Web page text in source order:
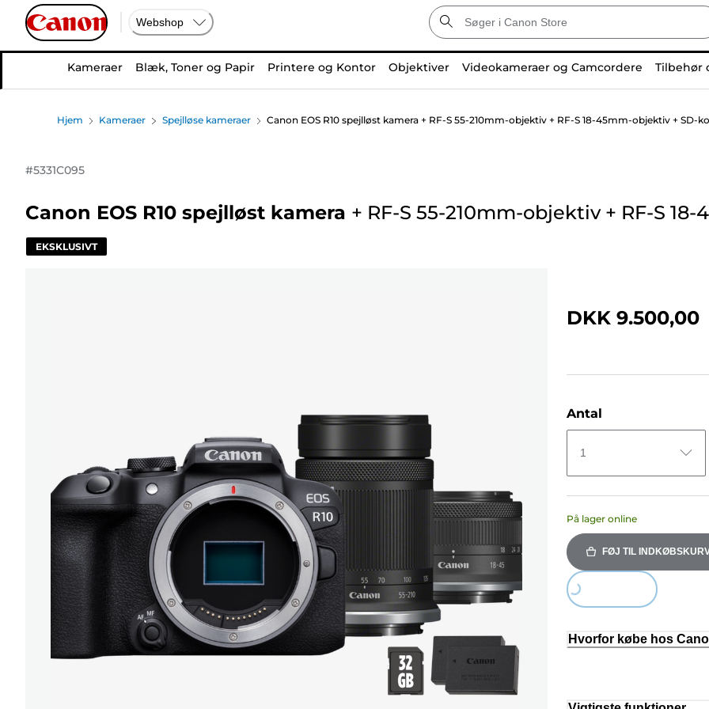
Webshop
Kameraer Blæk, Toner og Papir Printere og Kontor Objektiver Videokameraer og Camcordere Tilbehør
Hjem Kameraer Spejlløse kameraer Canon EOS R10 spejlløst kamera + RF-S 55-210mm-objektiv + RF-S 18-45mm-objektiv + SD-
#5331C095
Canon EOS R10 spejlløst kamera + RF-S 55-210mm-objektiv + RF-S
EKSKLUSIVT
DKK 9.500,00
Antal
1
På lager online
FØJ TIL
Loading...
Hvorfor købe hos